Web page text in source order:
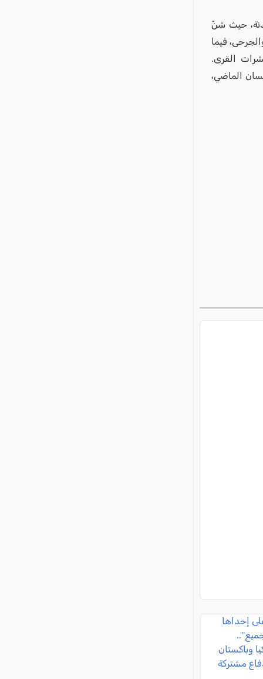
حيث شنّ
فيما
القرى.
لبنان منذ 2 مارس/ آذار وحتى 30 إبريل/ نيسان الماضي،